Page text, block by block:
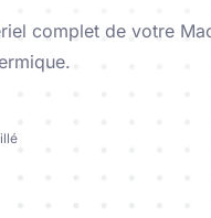
Notés 5/5 par
complet de votre